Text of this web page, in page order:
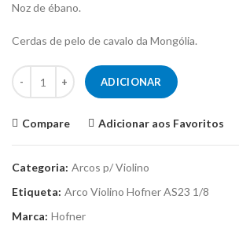
Noz de ébano.
Cerdas de pelo de cavalo da Mongólia.
Quantidade de Arco p/ Violino 1/8 Hofner AS23
ADICIONAR
Compare Adicionar aos Favoritos
Categoria: Arcos p/ Violino
Etiqueta: Arco Violino Hofner AS23 1/8
Marca: Hofner